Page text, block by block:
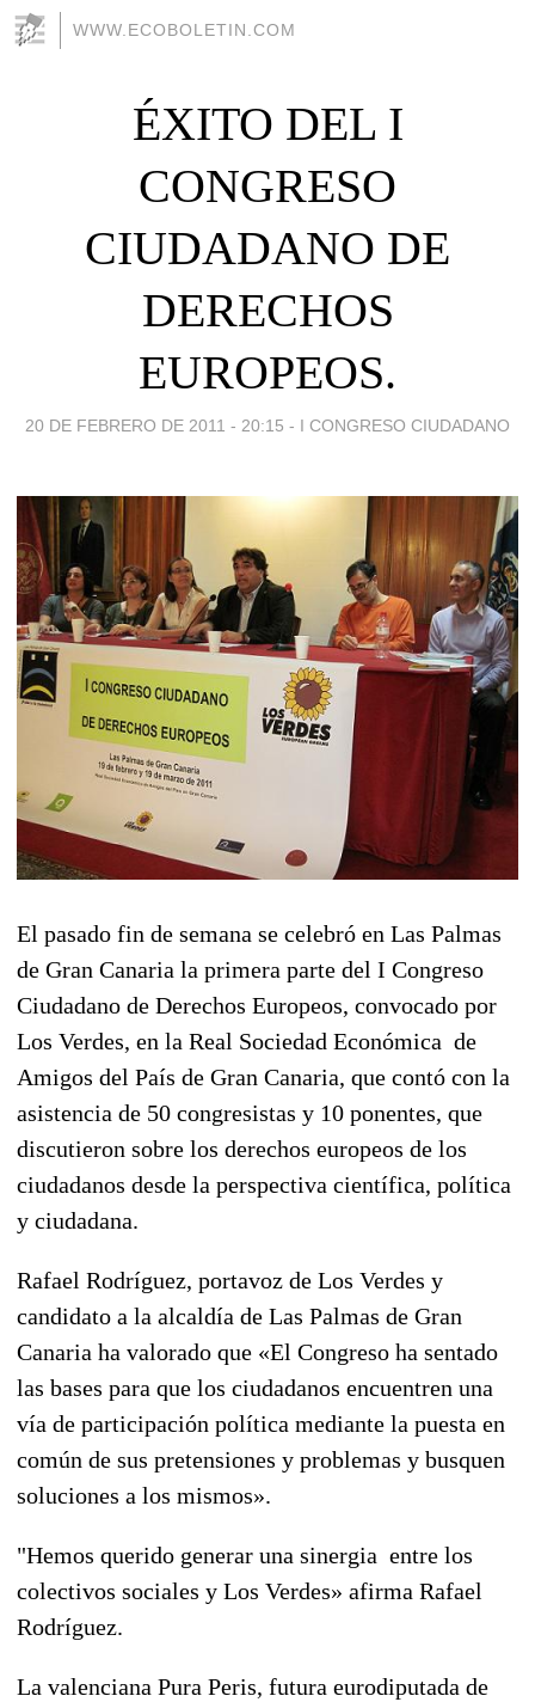
WWW.ECOBOLETIN.COM
ÉXITO DEL I
CONGRESO
CIUDADANO DE
DERECHOS
EUROPEOS.
20 DE FEBRERO DE 2011 - 20:15 - I CONGRESO CIUDADANO
El pasado fin de semana se celebró en Las Palmas
de Gran Canaria la primera parte del I Congreso
Ciudadano de Derechos Europeos, convocado por
Los Verdes, en la Real Sociedad Económica de
Amigos del País de Gran Canaria, que contó con la
asistencia de 50 congresistas y 10 ponentes, que
discutieron sobre los derechos europeos de los
ciudadanos desde la perspectiva científica, política
y ciudadana.
Rafael Rodríguez, portavoz de Los Verdes y
candidato a la alcaldía de Las Palmas de Gran
Canaria ha valorado que «El Congreso ha sentado
las bases para que los ciudadanos encuentren una
vía de participación política mediante la puesta en
común de sus pretensiones y problemas y busquen
soluciones a los mismos».
"Hemos querido generar una sinergia entre los
colectivos sociales y Los Verdes» afirma Rafael
Rodríguez.
La valenciana Pura Peris, futura eurodiputada de